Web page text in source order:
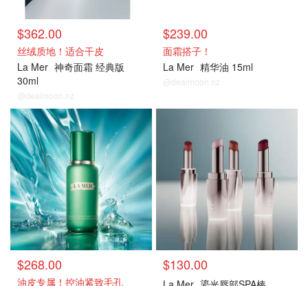
$362.00
丝绒质地！适合干皮
La Mer 神奇面霜 经典版
30ml
@dealmoon.nz
$239.00
面霜搭子！
La Mer 精华油 15ml
@dealmoon.nz
官网
$268.00
油皮专属！控油紧致毛孔
$130.00